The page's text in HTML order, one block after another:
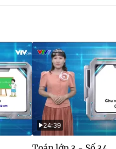
24:39